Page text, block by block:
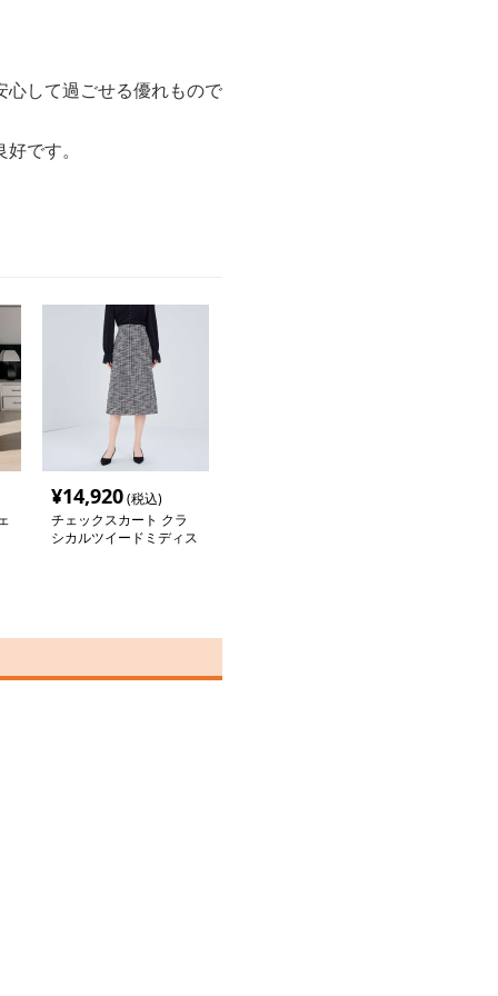
して過ごせる優れもので
です。
¥14,920(税込)
チェックスカート クラ
シカルツイードミディス